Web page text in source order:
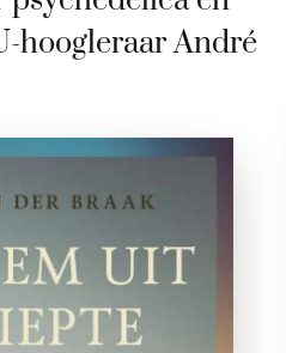
hoogleraar André